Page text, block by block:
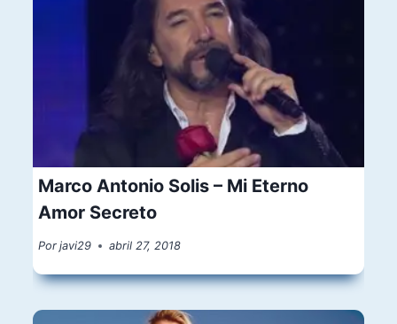
Marco Antonio Solis – Mi Eterno
Amor Secreto
Por javi29 abril 27, 2018